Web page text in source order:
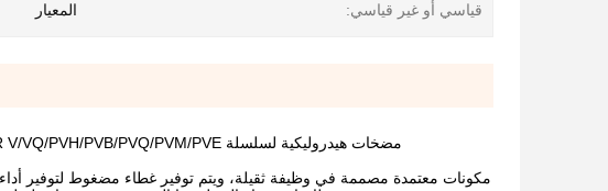
قياسي أو غير قياسي: المعيار
مضخات هيدروليكية لسلسلة Eaton Vickers PVH pvh141 PVH141R V/VQ/PVH/PVB/PVQ/PVM/PVE سلسلة Eaton 6109